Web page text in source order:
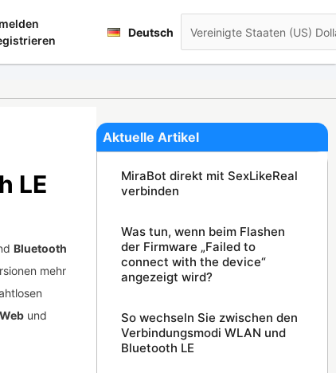
Deutsch
日本語
LE
Bluetooth
mehr
und
Aktuelle Artikel
MiraBot direkt mit SexLikeReal
verbinden
Was tun, wenn beim Flashen
der Firmware „Failed to
connect with the device“
angezeigt wird?
So wechseln Sie zwischen den
Verbindungsmodi WLAN und
Bluetooth LE